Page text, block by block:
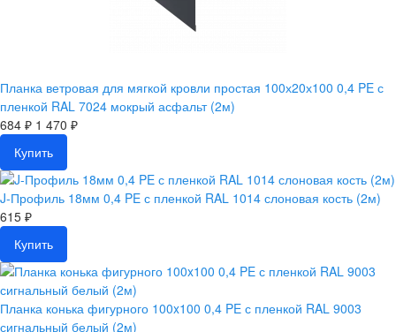
Планка ветровая для мягкой кровли простая 100х20х100 0,4 PE с
пленкой RAL 7024 мокрый асфальт (2м)
684 ₽ 1 470 ₽
Купить
J-Профиль 18мм 0,4 PE с пленкой RAL 1014 слоновая кость (2м)
615 ₽
Купить
Планка конька фигурного 100x100 0,4 PE с пленкой RAL 9003
сигнальный белый (2м)